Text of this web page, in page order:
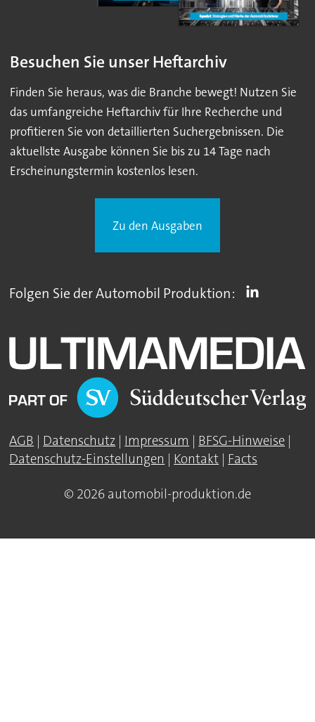
Besuchen Sie unser Heftarchiv
Finden Sie heraus, was die Branche bewegt! Nutzen Sie
das umfangreiche Heftarchiv für Ihre Recherche und
profitieren Sie von detaillierten Suchergebnissen. Die
aktuellste Ausgabe können Sie bis zu 14 Tage nach
Erscheinungstermin kostenlos lesen.
Zu den Ausgaben
Folgen Sie der Automobil Produktion:
AGB | Datenschutz | Impressum | BFSG-Hinweise |
Datenschutz-Einstellungen | Kontakt | Facts
© 2026 automobil-produktion.de